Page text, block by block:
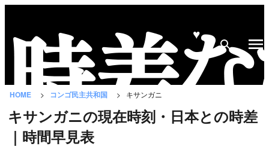
♥
HOME コンゴ民主共和国 キサンガニ
キサンガニの現在時刻・日本との時差
｜時間早見表
な
と
は？